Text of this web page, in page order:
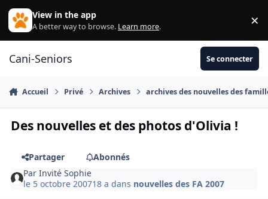
Aller au contenu
View in the app
A better way to browse. Learn more. ×
Cani-Seniors Se connecter
Accueil Privé Archives archives des nouvelles des
Des nouvelles et des photos d'Olivia !
Partager
Abonnés
ParInvité Sophie
le 5 octobre 200718 a dans nouvelles des FA 2007